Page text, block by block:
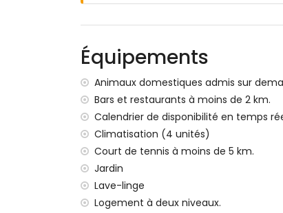
Kitchenette équipée d'une plaque
bouilloire
Chambre avec deux lits simples
Salle de bain privative avec lavabo,
Salle de bain avec lavabo, douche
Espace extérieur
Grand terrain clôturé
Piscine privée (9 m x 5 m, avec
Grand jardin arboré de palmiers,
8 transats et coin salon
Plusieurs terrasses
Équipements
Animaux domestiques admis sur
Bars et restaurants à moins de 2 km.
Calendrier de disponibilité en temps
Climatisation (4 unités)
Court de tennis à moins de 5 km.
Jardin
Lave-linge
Logement à deux niveaux.